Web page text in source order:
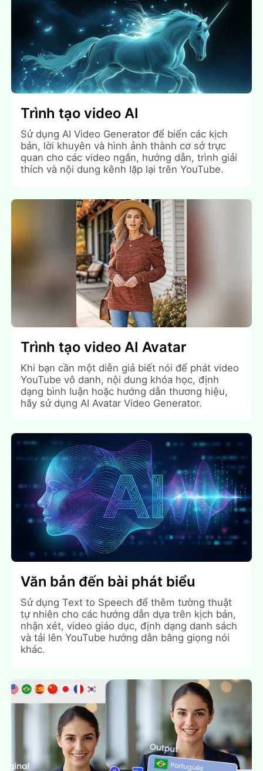
Trình tạo video AI
Sử dụng AI Video Generator để biến các kịch
bản, lời khuyên và hình ảnh thành cơ sở trực
quan cho các video ngắn, hướng dẫn, trình giải
thích và nội dung kênh lặp lại trên YouTube.
Trình tạo video AI Avatar
Khi bạn cần một diễn giả biết nói để phát video
YouTube vô danh, nội dung khóa học, định
dạng bình luận hoặc hướng dẫn thương hiệu,
hãy sử dụng AI Avatar Video Generator.
Văn bản đến bài phát biểu
Sử dụng Text to Speech để thêm tường thuật
tự nhiên cho các hướng dẫn dựa trên kịch bản,
nhận xét, video giáo dục, định dạng danh sách
và tải lên YouTube hướng dẫn bằng giọng nói
khác.